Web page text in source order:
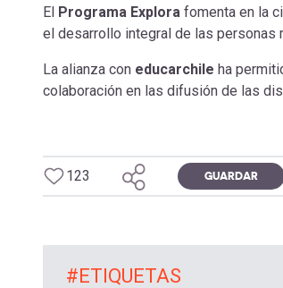
navegación
El Programa Explora fomenta en la
el desarrollo integral de las personas
La alianza con educarchile ha
colaboración en las difusión de las
123 GUARDAR
#ETIQUETAS